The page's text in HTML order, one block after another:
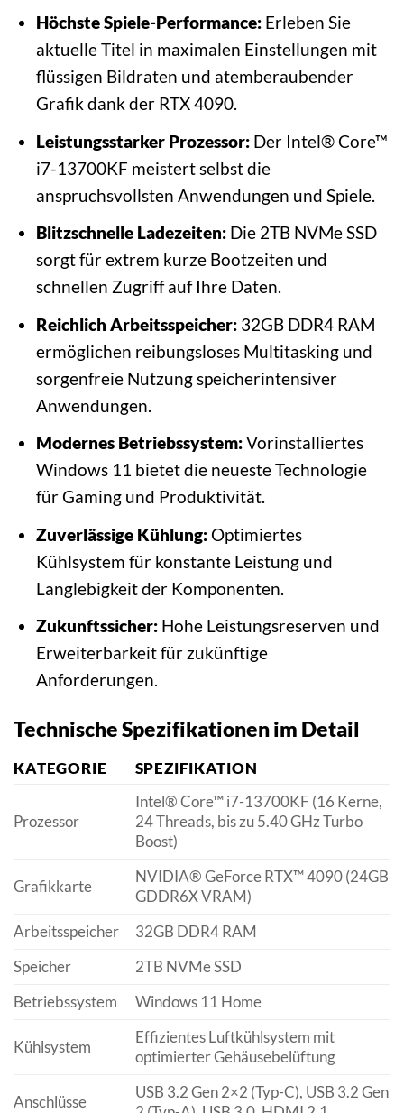
Höchste Spiele-Performance:Erleben Sie
aktuelle Titel in maximalen Einstellungen mit
flüssigen Bildraten und atemberaubender
Grafik dank der RTX 4090.
Leistungsstarker Prozessor:Der Intel® Core™
i7-13700KF meistert selbst die
anspruchsvollsten Anwendungen und Spiele.
Blitzschnelle Ladezeiten:Die 2TB NVMe SSD
sorgt für extrem kurze Bootzeiten und
schnellen Zugriff auf Ihre Daten.
Reichlich Arbeitsspeicher:32GB DDR4 RAM
ermöglichen reibungsloses Multitasking und
sorgenfreie Nutzung speicherintensiver
Anwendungen.
Modernes Betriebssystem:Vorinstalliertes
Windows 11 bietet die neueste Technologie
für Gaming und Produktivität.
Zuverlässige Kühlung:Optimiertes
Kühlsystem für konstante Leistung und
Langlebigkeit der Komponenten.
Zukunftssicher:Hohe Leistungsreserven und
Erweiterbarkeit für zukünftige
Anforderungen.
Technische Spezifikationen im Detail
KATEGORIE SPEZIFIKATION
Prozessor
Intel® Core™ i7-13700KF (16 Kerne,
24 Threads, bis zu 5.40 GHz Turbo
Boost)
Grafikkarte
NVIDIA® GeForce RTX™ 4090 (24GB
GDDR6X VRAM)
Arbeitsspeicher
32GB DDR4 RAM
Speicher
2TB NVMe SSD
Betriebssystem
Windows 11 Home
Kühlsystem
Effizientes Luftkühlsystem mit
optimierter Gehäusebelüftung
Anschlüsse
USB 3.2 Gen 2×2 (Typ-C), USB 3.2 Gen